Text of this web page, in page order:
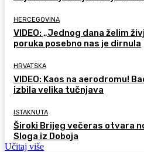
HERCEGOVINA
VIDEO: „Jednog dana želim
poruka posebno nas je dirnula
HRVATSKA
VIDEO: Kaos na aerodromu!
izbila velika tučnjava
ISTAKNUTA
Široki Brijeg večeras otvara
Sloga iz Doboja
Učitaj više